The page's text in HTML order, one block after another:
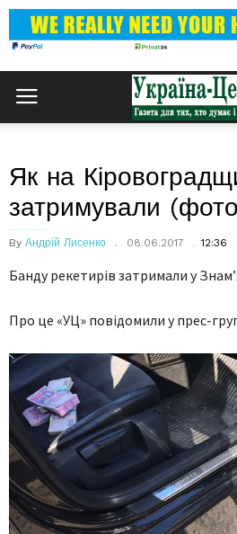
Як на
затримували
By Андрій Лисенко 08.06.2017 12:36
Банду рекетирів затримали у
Про це «УЦ» повідомили у прес-